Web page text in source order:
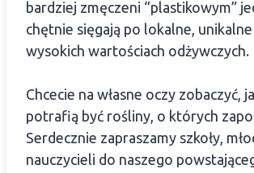
bardziej zmęczeni “plastikowym”
chętnie sięgają po lokalne,
wysokich wartościach odżywczych.
Chcecie na własne oczy zobaczyć,
potrafią być rośliny, o których
Serdecznie zapraszamy szkoły,
nauczycieli do naszego